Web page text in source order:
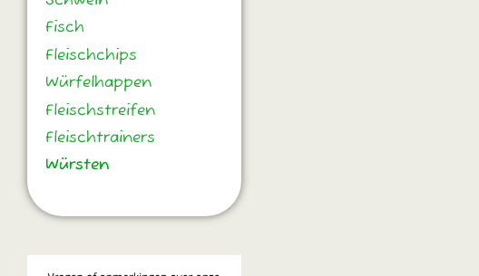
Fisch
Fleischchips
Würfelhappen
Fleischstreifen
Fleischtrainers
Würsten
Würsten